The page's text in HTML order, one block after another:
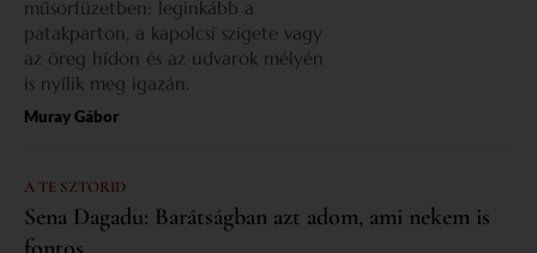
műsorfüzetben: leginkább a
patakparton, a kapolcsi szigete vagy
az öreg hídon és az udvarok mélyén
is nyílik meg igazán.
Muray Gábor
A TE SZTORID
Sena Dagadu: Barátságban azt adom, ami nekem is